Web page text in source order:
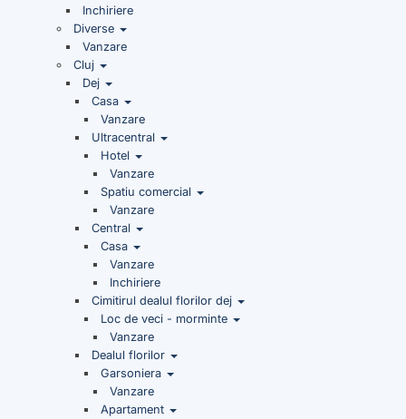
Inchiriere
Diverse
Vanzare
Cluj
Dej
Casa
Vanzare
Ultracentral
Hotel
Vanzare
Spatiu comercial
Vanzare
Central
Casa
Vanzare
Inchiriere
Cimitirul dealul florilor dej
Loc de veci - morminte
Vanzare
Dealul florilor
Garsoniera
Vanzare
Apartament